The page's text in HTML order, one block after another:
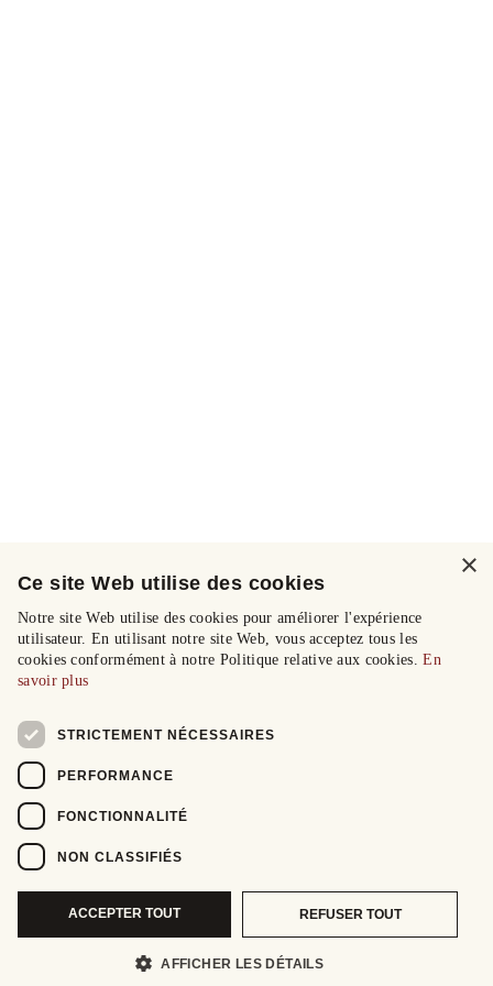
×
Ce site Web utilise des cookies
Notre site Web utilise des cookies pour améliorer l'expérience
utilisateur. En utilisant notre site Web, vous acceptez tous les
cookies conformément à notre Politique relative aux cookies.En
savoir plus
STRICTEMENT NÉCESSAIRES
PERFORMANCE
FONCTIONNALITÉ
NON CLASSIFIÉS
ACCEPTER TOUT REFUSER TOUT
AFFICHER LES DÉTAILS